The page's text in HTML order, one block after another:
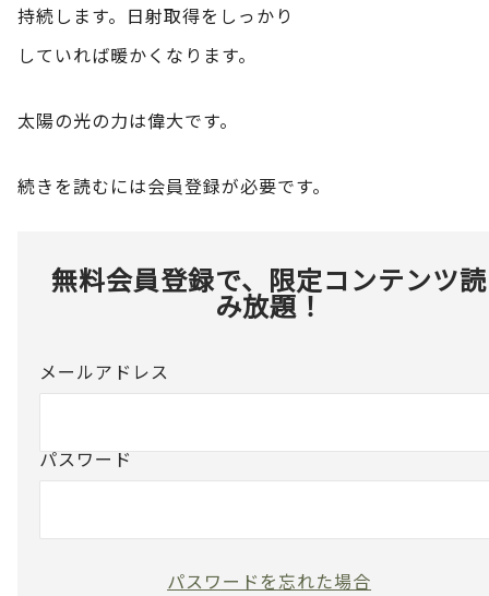
持続します。日射取得をしっかり
していれば暖かくなります。
太陽の光の力は偉大です。
続きを読むには会員登録が必要です。
無料会員登録で、限定コンテンツ読
み放題！
メールアドレス
パスワード
パスワードを忘れた場合